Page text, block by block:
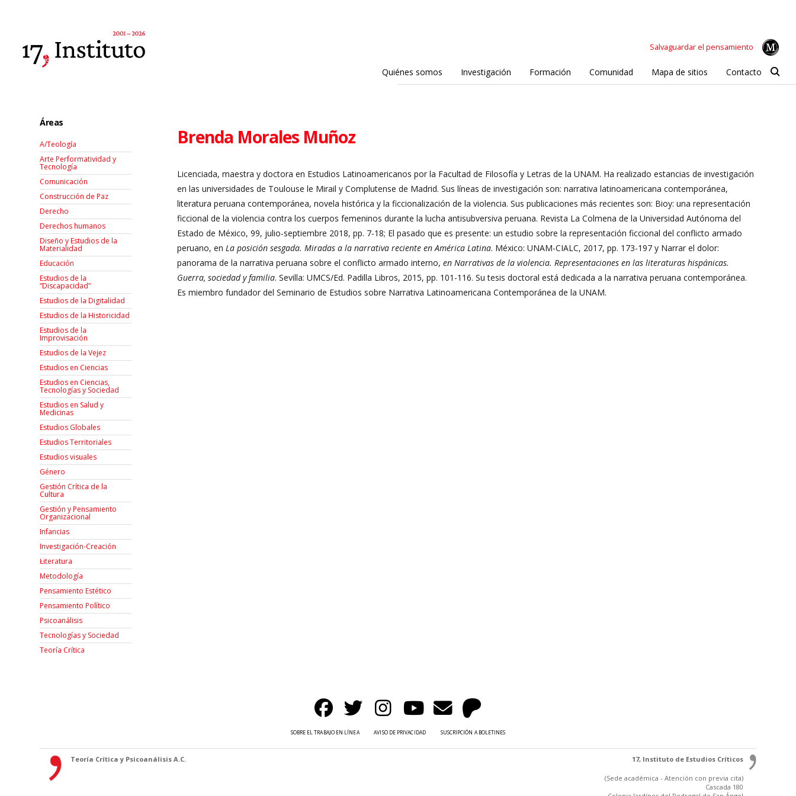
Salvaguardar el pensamiento
Quiénes somos Investigación Formación Comunidad Mapa de sitios Contacto
Brenda Morales Muñoz
Licenciada, maestra y doctora en Estudios Latinoamericanos por la Facultad de Filosofía y Letras de la UNAM. Ha realizado estancias de investigación
en las universidades de Toulouse le Mirail y Complutense de Madrid. Sus líneas de investigación son: narrativa latinoamericana contemporánea,
literatura peruana contemporánea, novela histórica y la ficcionalización de la violencia. Sus publicaciones más recientes son: Bioy: una representación
ficcional de la violencia contra los cuerpos femeninos durante la lucha antisubversiva peruana. Revista La Colmena de la Universidad Autónoma del
Estado de México, 99, julio-septiembre 2018, pp. 7-18; El pasado que es presente: un estudio sobre la representación ficcional del conflicto armado
peruano, enLa posición sesgada. Miradas a la narrativa reciente en América Latina. México: UNAM-CIALC, 2017, pp. 173-197 y Narrar el dolor:
panorama de la narrativa peruana sobre el conflicto armado interno,en Narrativas de la violencia. Representaciones en las literaturas hispánicas.
Guerra, sociedad y familia. Sevilla: UMCS/Ed. Padilla Libros, 2015, pp. 101-116. Su tesis doctoral está dedicada a la narrativa peruana contemporánea.
Es miembro fundador del Seminario de Estudios sobre Narrativa Latinoamericana Contemporánea de la UNAM.
Áreas
A/Teología
Arte Performatividad y
Tecnología
Comunicación
Construcción de Paz
Derecho
Derechos humanos
Diseño y Estudios de la
Materialidad
Educación
Estudios de la
“Discapacidad”
Estudios de la Digitalidad
Estudios de la Historicidad
Estudios de la
Improvisación
Estudios de la Vejez
Estudios en Ciencias
Estudios en Ciencias,
Tecnologías y Sociedad
Estudios en Salud y
Medicinas
Estudios Globales
Estudios Territoriales
Estudios visuales
Género
Gestión Crítica de la
Cultura
Gestión y Pensamiento
Organizacional
Infancias
Investigación-Creación
Łiteratura
Metodología
Pensamiento Estético
Pensamiento Político
Psicoanálisis
Tecnologías y Sociedad
Teoría Crítica
SOBRE EL TRABAJO EN LÍNEA AVISO DE PRIVACIDAD SUSCRIPCIÓN A BOLETINES
Teoría Crítica y Psicoanálisis A.C. 17, Instituto de Estudios Críticos
(Sede académica - Atención con previa cita)
Cascada 180